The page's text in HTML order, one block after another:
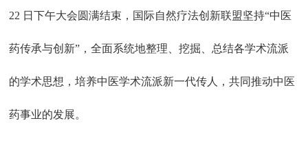
22 日下午大会圆满结束，国际自然疗法创新联盟坚持“中医
药传承与创新”，全面系统地整理、挖掘、总结各学术流派
的学术思想，培养中医学术流派新一代传人，共同推动中医
药事业的发展。